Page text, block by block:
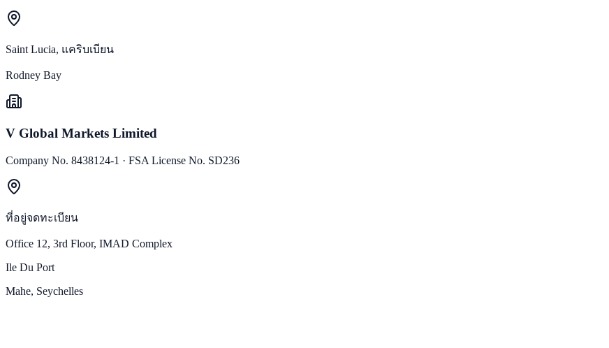
Saint Lucia, แคริบเบียน
Rodney Bay
V Global Markets Limited
Company No. 8438124-1 · FSA License No. SD236
ที่อยู่จดทะเบียน
Office 12, 3rd Floor, IMAD Complex
Ile Du Port
Mahe, Seychelles